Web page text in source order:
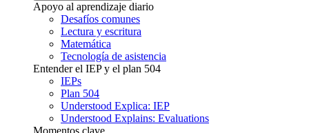
Apoyo al aprendizaje diario
Desafíos comunes
Lectura y escritura
Matemática
Tecnología de asistencia
Entender el IEP y el plan 504
IEPs
Plan 504
Understood Explica: IEP
Understood Explains: Evaluations